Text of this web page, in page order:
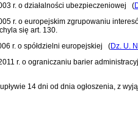
r. o działalności ubezpieczeniowej (
r. o europejskim zgrupowaniu
się art. 130.
r. o spółdzielni europejskiej (Dz. U.
r. o ograniczaniu barier
14 dni od dnia ogłoszenia, z